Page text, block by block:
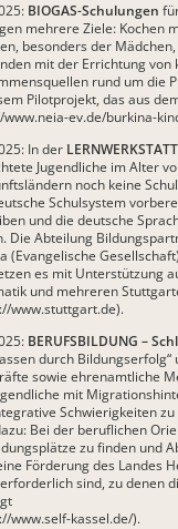
BIOGAS-Schulungen
mehrere Ziele: Kochen
besonders der
mit der Errichtung
rund um die
Pilotprojekt, das aus
www.neia-ev.de/burkina-
In der LERNWERKSTATT
Jugendliche im Alter
noch keine
Schulsystem
und die deutsche
Die Abteilung
(Evangelische
es mit Unterstützung
und mehreren
www.stuttgart.de).
BERUFSBILDUNG –
durch
sowie ehrenamtliche
mit
Schwierigkeiten
Bei der beruflichen
zu finden und
Förderung des Landes
sind, zu denen
www.self-kassel.de/).